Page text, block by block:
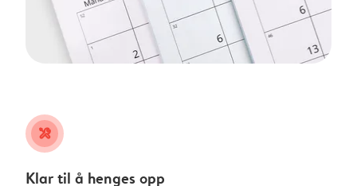
tools
Klar til å henges opp